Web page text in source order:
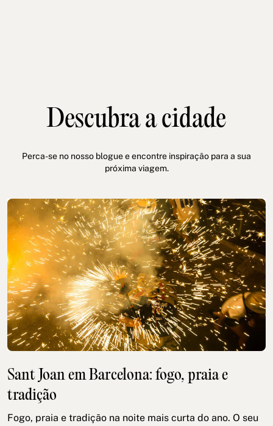
Descubra a cidade
Perca-se no nosso blogue e encontre inspiração para a sua
próxima viagem.
Sant Joan em Barcelona: fogo, praia e
tradição
Fogo, praia e tradição na noite mais curta do ano. O seu